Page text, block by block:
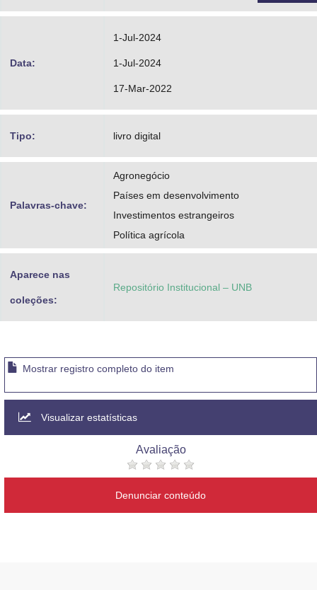
Data:
1-Jul-2024
1-Jul-2024
17-Mar-2022
Tipo: livro digital
Palavras-chave:
Agronegócio
Países em desenvolvimento
Investimentos estrangeiros
Política agrícola
Aparece nas
coleções:
Repositório Institucional – UNB
Mostrar registro completo do item
Visualizar estatísticas
Avaliação
Denunciar conteúdo